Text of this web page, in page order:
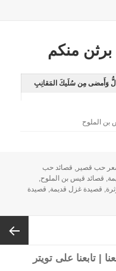
منكم
وَأَمضى مِن سُلَيكَ المَقانِبِ
الملوح
حب قصير, قصائد حب
, قصائد قيس بن الملوح,
, قصيدة غزل قديمة, قصيدة
|تابعنا على تويتر